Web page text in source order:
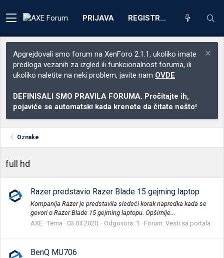
PRIJAVA REGISTRACIJA
Apgrejdovali smo forum na XenForo 2.1.1, ukoliko imate
predloga vezanih za izgled ili funkcionalnost foruma, ili
ukoliko naletite na neki problem, javite nam OVDE
DEFINISALI SMO PRAVILA FORUMA. Pročitajte ih,
pojaviće se automatski kada krenete da čitate nešto!
Oznake
full hd
Razer predstavio Razer Blade 15 gejming laptop
Kompanija Razer je predstavila sledeći korak napredka kada se
govori o Razer Blade 15 gejming laptopu. Opširnije...
AXE Tema 03.04.2020. Odgovora: 1 Forum: Vesti sa portala
BenQ MU706